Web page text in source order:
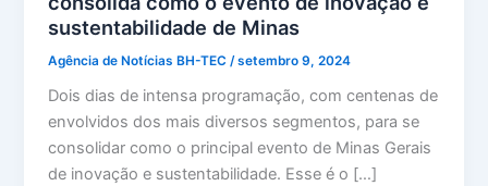
sustentabilidade de Minas
Agência de Notícias BH-TEC /setembro 9, 2024
Dois dias de intensa programação, com centenas de
envolvidos dos mais diversos segmentos, para se
consolidar como o principal evento de Minas Gerais
de inovação e sustentabilidade. Esse é o […]